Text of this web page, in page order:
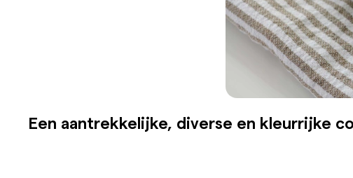
Een aantrekkelijke, diverse en kleurrijke